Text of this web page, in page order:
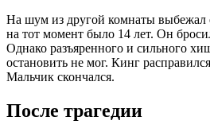
На шум из другой комнаты выбежал
на тот момент было 14 лет. Он
Однако разъяренного и сильного
остановить не мог. Кинг
Мальчик скончался.
После трагедии